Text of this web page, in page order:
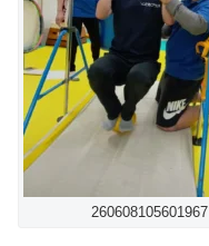
260608105601967